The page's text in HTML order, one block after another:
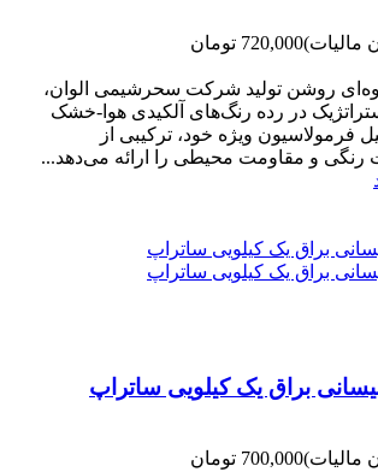
مالیات)720,000 تومان
روشن تولید شرکت سحرشیمی الوان،
در رده رنگ‌های آلکیدی هوا-خشک
فرمولاسیون ویژه خود، ترکیبی از
رنگی و مقاومت محیطی را ارائه می‌دهد...
براق یک کیلویی ساتراپ
مالیات)700,000 تومان